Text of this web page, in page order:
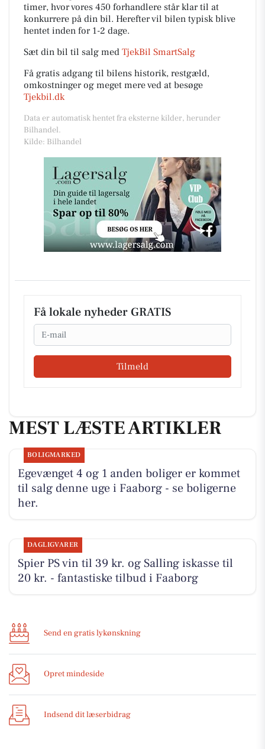
timer, hvor vores 450 forhandlere står klar til at
konkurrere på din bil. Herefter vil bilen typisk blive
hentet inden for 1-2 dage.
Sæt din bil til salg med TjekBil SmartSalg
Få gratis adgang til bilens historik, restgæld,
omkostninger og meget mere ved at besøge
Tjekbil.dk
Data er automatisk hentet fra eksterne kilder, herunder
Bilhandel.
Kilde: Bilhandel
Få lokale nyheder GRATIS
Email
Tilmeld
MEST LÆSTE ARTIKLER
BOLIGMARKED
Egevænget 4 og 1 anden boliger er kommet
til salg denne uge i Faaborg - se boligerne
her.
DAGLIGVARER
Spier PS vin til 39 kr. og Salling iskasse til
20 kr. - fantastiske tilbud i Faaborg
Send en gratis lykønskning
Opret mindeside
Indsend dit læserbidrag